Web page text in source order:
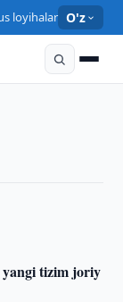
loyihalar O'z
yangi tizim joriy